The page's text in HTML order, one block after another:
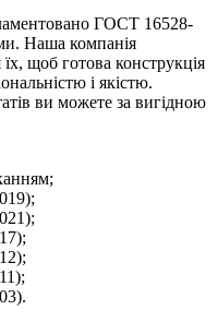
ГОСТ 16528-
Наша компанія
щоб готова конструкція
і якістю.
ви можете за вигідною